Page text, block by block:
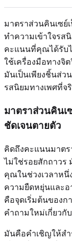
มาตราส่วนคินเซย์
ทำความเข้าใจรส
คะแนนที่คุณได้รับ
ใช้เครื่องมือทางจิ
มันเป็นเพียงชิ้นส่
รสนิยมทางเพศที่
มาตราส่วนคินเ
ชัดเจนตายตัว
คิดถึงคะแนนมาต
ไม่ใช่รอยสักถาว
คุณในช่วงเวลาหนึ่
ความยืดหยุ่นและ
คือจุดเริ่มต้นของก
คำถามใหม่เกี่ยวกั
มันคือคำเชิญให้สำ